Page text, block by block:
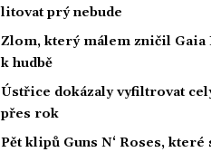
litovat prý nebude
Zlom, který málem zničil Gaia
k hudbě
Ústřice dokázaly vyfiltrovat
přes rok
Pět klipů Guns N‘ Roses,